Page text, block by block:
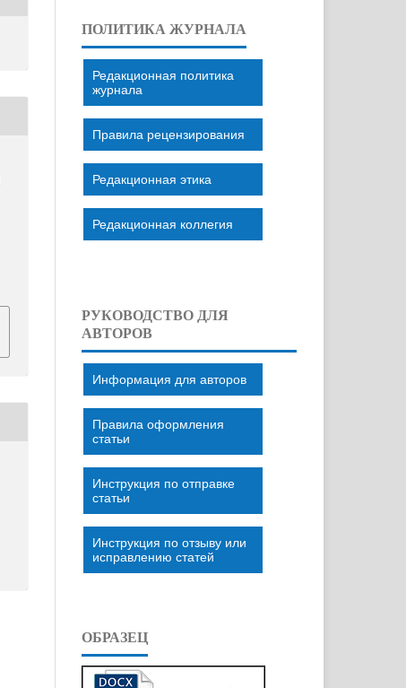
ПОЛИТИКА ЖУРНАЛА
Редакционная политика
журнала
Правила рецензирования
Редакционная этика
Редакционная коллегия
РУКОВОДСТВО ДЛЯ
АВТОРОВ
Информация для авторов
Правила оформления
статьи
Инструкция по отправке
статьи
Инструкция по отзыву или
исправлению статей
ОБРАЗЕЦ